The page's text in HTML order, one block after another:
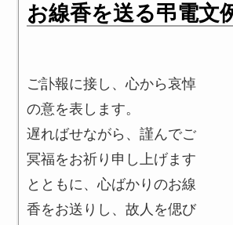
お線香を送る弔電文
ご訃報に接し、心から哀悼
の意を表します。
遅ればせながら、謹んでご
冥福をお祈り申し上げます
とともに、心ばかりのお線
香をお送りし、故人を偲び